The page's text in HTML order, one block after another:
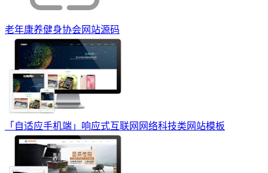
老年康养健身协会网站源码
「自适应手机端」响应式互联网网络科技类网站模板